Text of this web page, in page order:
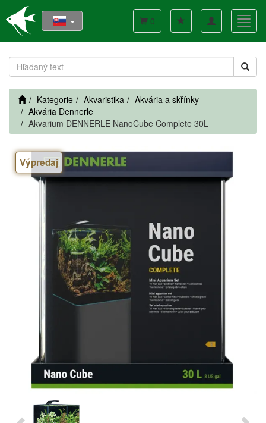
Toggle
navigation
0
Kategorie Akvaristika
Akvária a skřínky
Akvária Dennerle
Akvarium DENNERLE NanoCube Complete 30L
Výpredaj